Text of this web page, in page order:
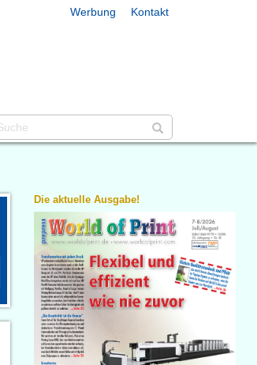
Werbung Kontakt
Die aktuelle Ausgabe!